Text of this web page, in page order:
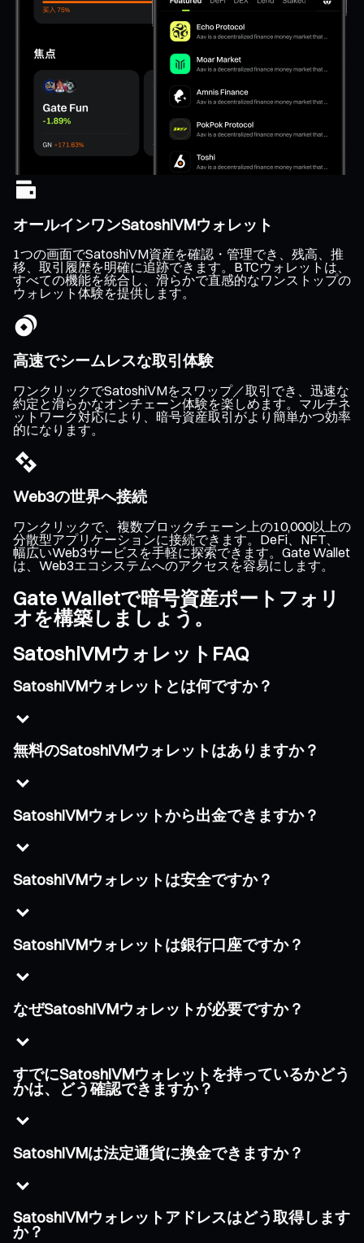
オールインワンSatoshiVMウォレット
1つの画面でSatoshiVM資産を確認・管理でき、残高、推
移、取引履歴を明確に追跡できます。BTCウォレットは、
すべての機能を統合し、滑らかで直感的なワンストップの
ウォレット体験を提供します。
高速でシームレスな取引体験
ワンクリックでSatoshiVMをスワップ／取引でき、迅速な
約定と滑らかなオンチェーン体験を楽しめます。マルチネ
ットワーク対応により、暗号資産取引がより簡単かつ効率
的になります。
Web3の世界へ接続
ワンクリックで、複数ブロックチェーン上の10,000以上の
分散型アプリケーションに接続できます。DeFi、NFT、
幅広いWeb3サービスを手軽に探索できます。Gate Wallet
は、Web3エコシステムへのアクセスを容易にします。
Gate Walletで暗号資産ポートフォリ
オを構築しましょう。
SatoshiVMウォレットFAQ
SatoshiVMウォレットとは何ですか？
無料のSatoshiVMウォレットはありますか？
SatoshiVMウォレットから出金できますか？
SatoshiVMウォレットは安全ですか？
SatoshiVMウォレットは銀行口座ですか？
なぜSatoshiVMウォレットが必要ですか？
すでにSatoshiVMウォレットを持っているかどう
かは、どう確認できますか？
SatoshiVMは法定通貨に換金できますか？
SatoshiVMウォレットアドレスはどう取得します
か？